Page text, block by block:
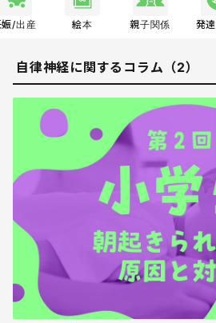
娠/出産 絵本 親子関係 発
自律神経に関するコラム（2）